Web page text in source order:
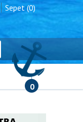
Sepet (0)
0